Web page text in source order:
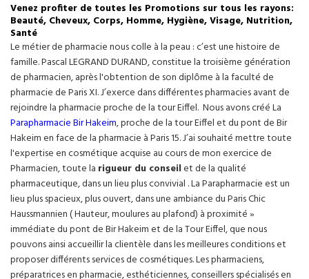
Venez profiter de toutes les Promotions sur tous les rayons:
Beauté, Cheveux, Corps, Homme, Hygiène, Visage, Nutrition,
Santé
Le métier de pharmacie nous colle à la peau : c’est une histoire de
famille. Pascal LEGRAND DURAND, constitue la troisième génération
de pharmacien, après l'obtention de son diplôme à la faculté de
pharmacie de Paris XI. J’exerce dans différentes pharmacies avant de
rejoindre la pharmacie proche de la tour Eiffel. Nous avons créé La
Parapharmacie Bir Hakeim, proche de la tourEiffelet du pont de Bir
Hakeim en face de la pharmacie à Paris 15. J’ai souhaité mettre toute
l'expertise en cosmétique acquise au cours de mon exercice de
Pharmacien, toute la rigueur du conseilet de la qualité
pharmaceutique, dans un lieu plus convivial . La Parapharmacie est un
lieu plus spacieux, plus ouvert, dans une ambiance du Paris Chic
Haussmannien ( Hauteur, moulures au plafond) à proximité »
immédiate du pont de Bir Hakeim et de la Tour Eiffel, que nous
pouvons ainsi accueillir la clientèle dans les meilleures conditions et
proposer différents services de cosmétiques. Les pharmaciens,
préparatrices en pharmacie, esthéticiennes, conseillers spécialisés en